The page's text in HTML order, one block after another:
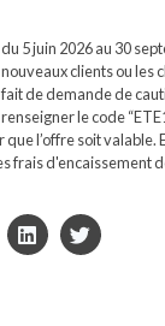
5 juin 2026 au 30
clients ou les
de demande de
le code
l’offre soit valable.
frais d'encaissement